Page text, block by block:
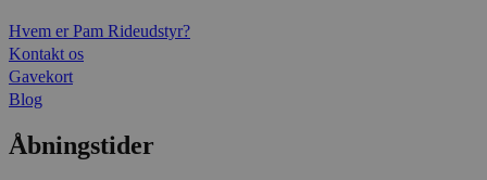
Hvem er Pam Rideudstyr?
Kontakt os
Gavekort
Blog
Åbningstider